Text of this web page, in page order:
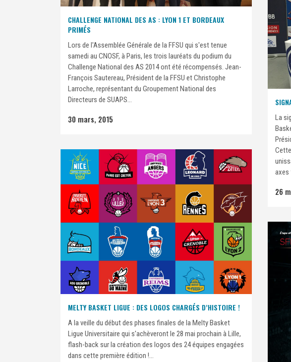
CHALLENGE NATIONAL DES AS : LYON 1 ET BORDEAUX
PRIMÉS
Lors de l'Assemblée Générale de la FFSU qui s'est tenue
samedi au CNOSF, à Paris, les trois lauréats du podium du
Challenge National des AS 2014 ont été récompensés. Jean-
François Sautereau, Président de la FFSU et Christophe
Larroche, représentant du Groupement National des
Directeurs de SUAPS...
30 mars, 2015
La
axes
26
MELTY BASKET LIGUE : DES LOGOS CHARGÉS D’HISTOIRE !
A la veille du début des phases finales de la Melty Basket
Ligue Universitaire qui s'achèveront le 28 mai prochain à Lille,
flash-back sur la création des logos des 24 équipes engagées
dans cette première édition !...